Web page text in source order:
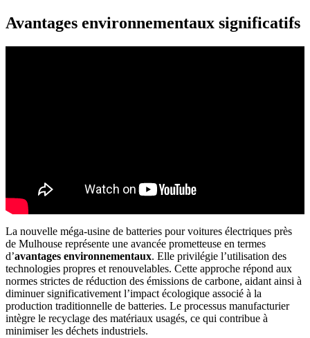
Avantages environnementaux significatifs
La nouvelle méga-usine de batteries pour voitures électriques près
de Mulhouse représente une avancée prometteuse en termes
d’avantages environnementaux. Elle privilégie l’utilisation des
technologies propres et renouvelables. Cette approche répond aux
normes strictes de réduction des émissions de carbone, aidant ainsi à
diminuer significativement l’impact écologique associé à la
production traditionnelle de batteries. Le processus manufacturier
intègre le recyclage des matériaux usagés, ce qui contribue à
minimiser les déchets industriels.